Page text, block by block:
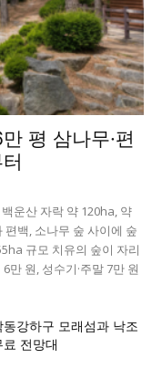
평 삼나무·편
운산 자락 약 120ha, 약
백, 소나무 숲 사이에 숲
규모 치유의 숲이 자리
만 원, 성수기·주말 7만 원
강하구 모래섬과 낙조
전망대